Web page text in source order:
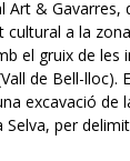
& Gavarres,
cultural a la
el gruix de les
de Bell-lloc).
excavació de
Selva, per